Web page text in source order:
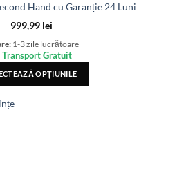
Hand cu Garanție 24 Luni
999,99 lei
1-3 zile lucrătoare
Transport Gratuit
OPȚIUNILE